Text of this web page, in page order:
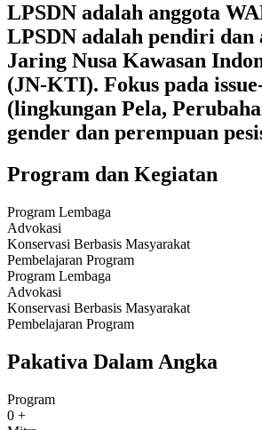
LPSDN adalah anggota
LPSDN adalah pendiri dan
Jaring Nusa Kawasan
(JN-KTI). Fokus pada
(lingkungan Pela,
gender dan perempuan
Program dan Kegiatan
Program Lembaga
Advokasi
Konservasi Berbasis Masyarakat
Pembelajaran Program
Program Lembaga
Advokasi
Konservasi Berbasis Masyarakat
Pembelajaran Program
Pakativa Dalam Angka
Program
0 +